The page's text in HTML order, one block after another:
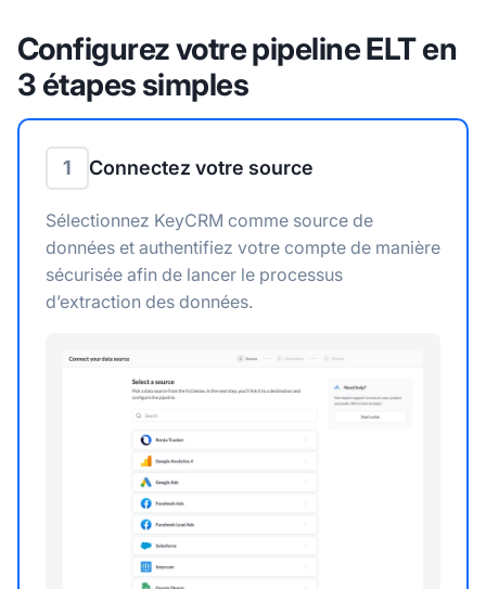
Configurez votre pipeline ELT en
3 étapes simples
1 Connectez votre source
Sélectionnez KeyCRM comme source de
données et authentifiez votre compte de manière
sécurisée afin de lancer le processus
d’extraction des données.